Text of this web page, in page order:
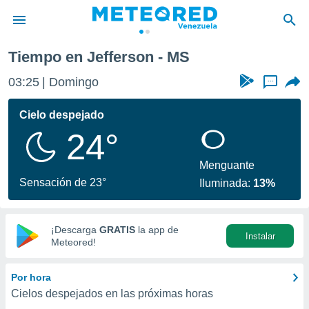
de
ha
calidad.
a este
las
y
digital
basada
Tiempo en Jefferson - MS
03:25 Domingo ...
Cielo despejado
24°
Sensación de 23°
Menguante
Iluminada: 13%
¡Descarga GRATIS la app de
Meteored!
Instalar
Por hora
Cielos despejados en las próximas horas